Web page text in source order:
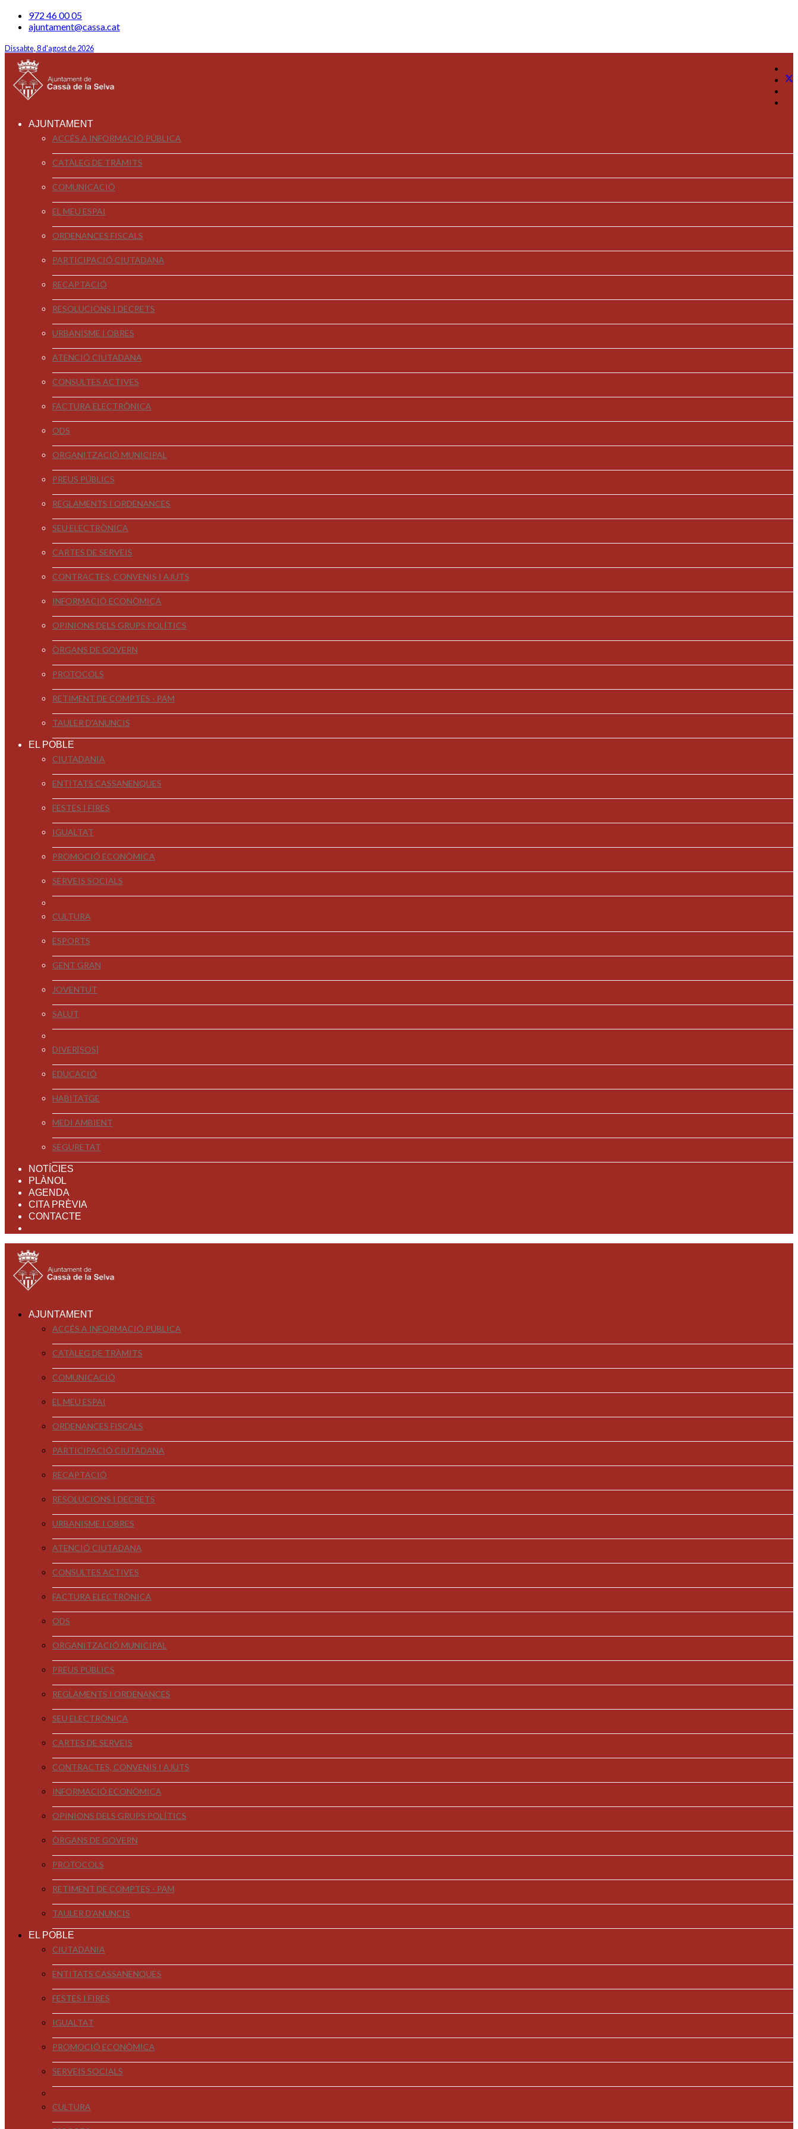
972 46 00 05
ajuntament@cassa.cat
Dissabte, 8 d'agost de 2026
AJUNTAMENT
ACCÉS A INFORMACIÓ PÚBLICA
CATÀLEG DE TRÀMITS
COMUNICACIÓ
EL MEU ESPAI
ORDENANCES FISCALS
PARTICIPACIÓ CIUTADANA
RECAPTACIÓ
RESOLUCIONS I DECRETS
URBANISME I OBRES
ATENCIÓ CIUTADANA
CONSULTES ACTIVES
FACTURA ELECTRÒNICA
ODS
ORGANITZACIÓ MUNICIPAL
PREUS PÚBLICS
REGLAMENTS I ORDENANCES
SEU ELECTRÒNICA
CARTES DE SERVEIS
CONTRACTES, CONVENIS I AJUTS
INFORMACIÓ ECONÒMICA
OPINIONS DELS GRUPS POLÍTICS
ÒRGANS DE GOVERN
PROTOCOLS
RETIMENT DE COMPTES - PAM
TAULER D'ANUNCIS
EL POBLE
CIUTADANIA
ENTITATS CASSANENQUES
FESTES I FIRES
IGUALTAT
PROMOCIÓ ECONÒMICA
SERVEIS SOCIALS
CULTURA
ESPORTS
GENT GRAN
JOVENTUT
SALUT
DIVER[SOS]
EDUCACIÓ
HABITATGE
MEDI AMBIENT
SEGURETAT
NOTÍCIES
PLÀNOL
AGENDA
CITA PRÈVIA
CONTACTE
AJUNTAMENT
ACCÉS A INFORMACIÓ PÚBLICA
CATÀLEG DE TRÀMITS
COMUNICACIÓ
EL MEU ESPAI
ORDENANCES FISCALS
PARTICIPACIÓ CIUTADANA
RECAPTACIÓ
RESOLUCIONS I DECRETS
URBANISME I OBRES
ATENCIÓ CIUTADANA
CONSULTES ACTIVES
FACTURA ELECTRÒNICA
ODS
ORGANITZACIÓ MUNICIPAL
PREUS PÚBLICS
REGLAMENTS I ORDENANCES
SEU ELECTRÒNICA
CARTES DE SERVEIS
CONTRACTES, CONVENIS I AJUTS
INFORMACIÓ ECONÒMICA
OPINIONS DELS GRUPS POLÍTICS
ÒRGANS DE GOVERN
PROTOCOLS
RETIMENT DE COMPTES - PAM
TAULER D'ANUNCIS
EL POBLE
CIUTADANIA
ENTITATS CASSANENQUES
FESTES I FIRES
IGUALTAT
PROMOCIÓ ECONÒMICA
SERVEIS SOCIALS
CULTURA